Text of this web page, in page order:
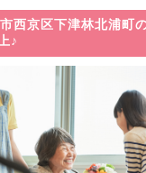
市西京区下津林北浦
♪